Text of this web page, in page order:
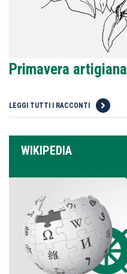
Primavera artigiana
LEGGI TUTTI I RACCONTI
WIKIPEDIA